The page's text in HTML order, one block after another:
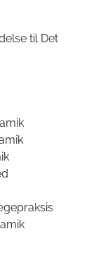
til Det